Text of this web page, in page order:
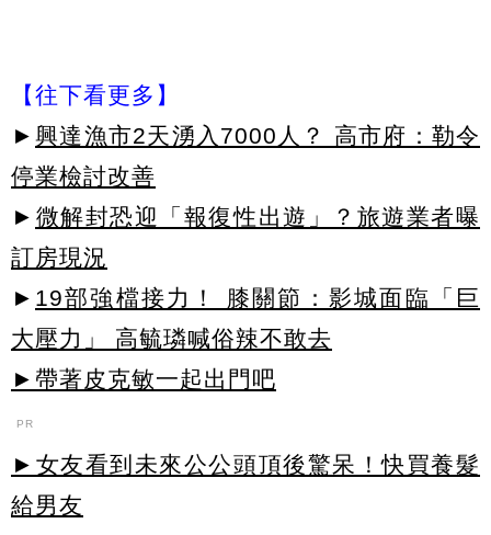
【往下看更多】
► 興達漁市2天湧入7000人？ 高市府：勒令
停業檢討改善
► 微解封恐迎「報復性出遊」？旅遊業者曝
訂房現況
► 19部強檔接力！ 膝關節：影城面臨「巨
大壓力」 高毓璘喊俗辣不敢去
►帶著皮克敏一起出門吧
PR
►女友看到未來公公頭頂後驚呆！快買養髮
給男友